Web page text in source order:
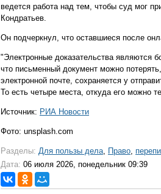
ведется работа над тем, чтобы суд мог
Кондратьев.
Он подчеркнул, что оставшиеся после
"Электронные доказательства
что письменный документ можно
электронной почте, сохраняется у
То есть четыре места, откуда его можно
Источник: РИА Новости
Фото: unsplash.com
Разделы: Для пользы дела, Право,
Дата: 06 июля 2026, понедельник 09:39